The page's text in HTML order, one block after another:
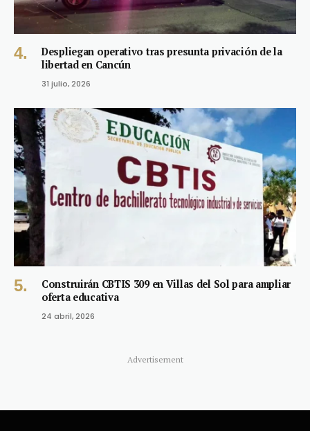
Despliegan operativo tras presunta privación de la
libertad en Cancún
31 julio, 2026
Construirán CBTIS 309 en Villas del Sol para ampliar
oferta educativa
24 abril, 2026
Advertisement